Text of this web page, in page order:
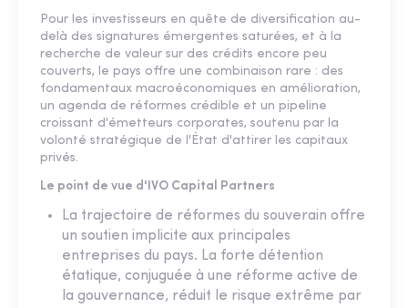
Pour les investisseurs en quête de diversification au-
delà des signatures émergentes saturées, et à la
recherche de valeur sur des crédits encore peu
couverts, le pays offre une combinaison rare : des
fondamentaux macroéconomiques en amélioration,
un agenda de réformes crédible et un pipeline
croissant d'émetteurs corporates, soutenu par la
volonté stratégique de l'État d'attirer les capitaux
privés.
Le point de vue d'IVO Capital Partners
La trajectoire de réformes du souverain offre
un soutien implicite aux principales
entreprises du pays. La forte détention
étatique, conjuguée à une réforme active de
la gouvernance, réduit le risque extrême par